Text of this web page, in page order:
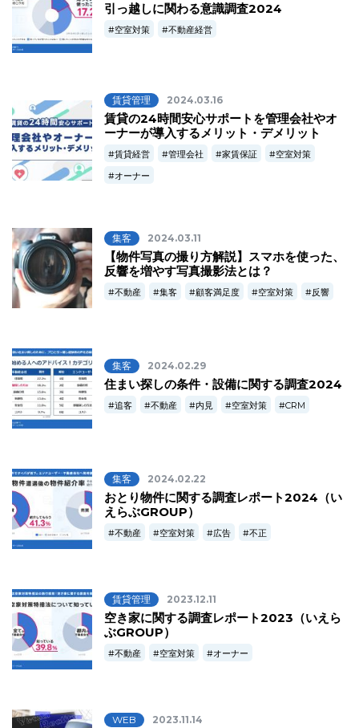
引っ越しに関わる意識調査2024
空室対策 不動産経営
賃貸管理 2024.03.16
賃貸の24時間安心サポートを管理会社やオ
ーナーが導入するメリット・デメリット
賃貸経営 管理会社 家賃保証
空室対策
オーナー
集客 2024.03.11
【物件写真の撮り方解説】スマホを使った、
反響を増やす写真撮影法とは？
不動産 集客 顧客満足度 空室対策 反響
集客 2024.02.29
住まい探しの条件・設備に関する調査2024
追客 不動産 内見 空室対策 CRM
集客 2024.02.22
おとり物件に関する調査レポート2024（い
えらぶGROUP）
不動産 空室対策 広告 不正
賃貸管理 2023.12.11
空き家に関する調査レポート2023（いえら
ぶGROUP）
不動産 空室対策 オーナー
WEB 2023.11.14